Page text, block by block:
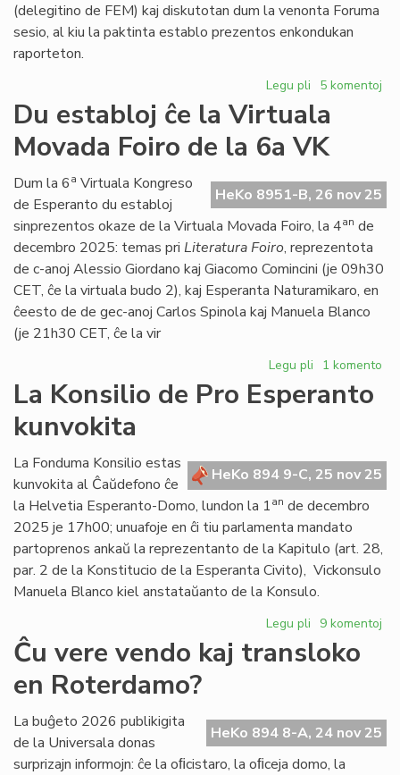
(delegitino de FEM) kaj diskutotan dum la venonta Foruma
sesio, al kiu la paktinta establo prezentos enkondukan
raporteton.
Legu pli pri
Propono
de
Foruma
rezolucio
pri
la
Oka
de
Marto
5 komentoj
Du establoj ĉe la Virtuala
Movada Foiro de la 6a VK
HeKo 8951-B, 26 nov 25
Dum la 6a Virtuala Kongreso
de Esperanto du establoj
sinprezentos okaze de la Virtuala Movada Foiro, la 4an de
decembro 2025: temas pri Literatura Foiro, reprezentota
de c-anoj Alessio Giordano kaj Giacomo Comincini (je 09h30
CET, ĉe la virtuala budo 2), kaj Esperanta Naturamikaro, en
ĉeesto de de gec-anoj Carlos Spinola kaj Manuela Blanco
(je 21h30 CET, ĉe la vir
Legu pli pri
establoj
Virtuala
Movada
Foiro
de
la
6a
VK
1 komento
La Konsilio de Pro Esperanto
kunvokita
HeKo 894 9-C, 25 nov 25
La Fonduma Konsilio estas
kunvokita al Ĉaŭdefono ĉe
la Helvetia Esperanto-Domo, lundon la 1an de decembro
2025 je 17h00; unuafoje en ĉi tiu parlamenta mandato
partoprenos ankaŭ la reprezentanto de la Kapitulo (art. 28,
par. 2 de la Konstitucio de la Esperanta Civito), Vickonsulo
Manuela Blanco kiel anstataŭanto de la Konsulo.
Legu pli pri
La
Konsilio
Esperanto
kunvokita
9 komentoj
Ĉu vere vendo kaj transloko
en Roterdamo?
HeKo 894 8-A, 24 nov 25
La buĝeto 2026 publikigita
de la Universala donas
surprizajn informojn: ĉe la oﬁcistaro, la oﬁceja domo, la